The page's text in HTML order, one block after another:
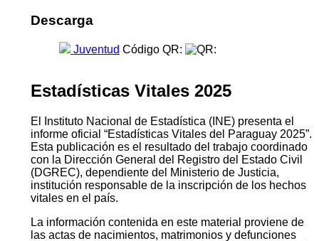
Descarga
Juventud Código QR:
Estadísticas Vitales 2025
El Instituto Nacional de Estadística (INE) presenta el
informe oficial “Estadísticas Vitales del Paraguay 2025”.
Esta publicación es el resultado del trabajo coordinado
con la Dirección General del Registro del Estado Civil
(DGREC), dependiente del Ministerio de Justicia,
institución responsable de la inscripción de los hechos
vitales en el país.
La información contenida en este material proviene de
las actas de nacimientos, matrimonios y defunciones